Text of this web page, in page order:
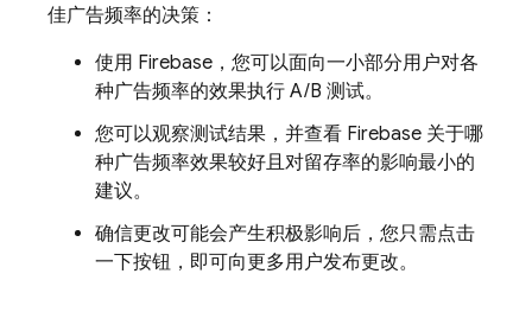
佳广告频率的决策：
使用 Firebase，您可以面向一小部分用户对各
种广告频率的效果执行 A/B 测试。
您可以观察测试结果，并查看 Firebase 关于哪
种广告频率效果较好且对留存率的影响最小的
建议。
确信更改可能会产生积极影响后，您只需点击
一下按钮，即可向更多用户发布更改。